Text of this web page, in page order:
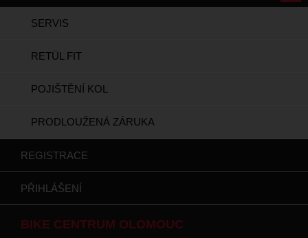
SERVIS
RETÜL FIT
POJIŠTĚNÍ KOL
PRODLOUŽENÁ ZÁRUKA
REGISTRACE
PŘIHLÁŠENÍ
BIKE CENTRUM OLOMOUC